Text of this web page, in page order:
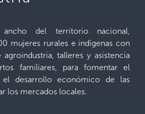
del territorio nacional,
mujeres rurales e indígenas con
agroindustria, talleres y asistencia
familiares, para fomentar el
el desarrollo económico de las
los mercados locales.